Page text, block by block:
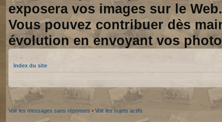
exposera vos images sur le Web.
Vous pouvez contribuer dès
évolution en envoyant vos
Index du site
Voir les messages sans réponses • Voir les sujets actifs